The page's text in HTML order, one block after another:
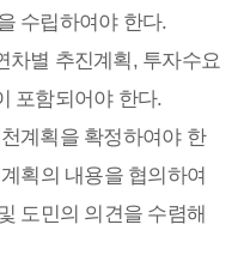
수립하여야 한다.
차별 추진계획, 투자수요
포함되어야 한다.
계획을 확정하여야 한
획의 내용을 협의하여
도민의 의견을 수렴해